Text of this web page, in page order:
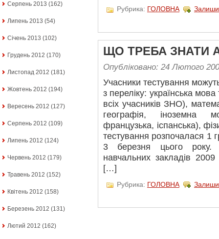
Серпень 2013 (162)
Липень 2013 (54)
Січень 2013 (102)
Грудень 2012 (170)
Листопад 2012 (181)
Жовтень 2012 (194)
Вересень 2012 (127)
Серпень 2012 (109)
Липень 2012 (124)
Червень 2012 (179)
Травень 2012 (152)
Квітень 2012 (158)
Березень 2012 (131)
Лютий 2012 (162)
Рубрика: ГОЛОВНА
ЩО ТРЕБА ЗНАТИ
Опубліковано: 24 Лютого
Учасники тестування
з переліку: українська
всіх учасників ЗНО),
географія, іноземна
французька, іспанська),
тестування розпочалася 1
3 березня цього року.
навчальних закладів
[…]
Рубрика: ГОЛОВНА